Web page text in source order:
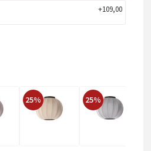
+109,00
25% 25%